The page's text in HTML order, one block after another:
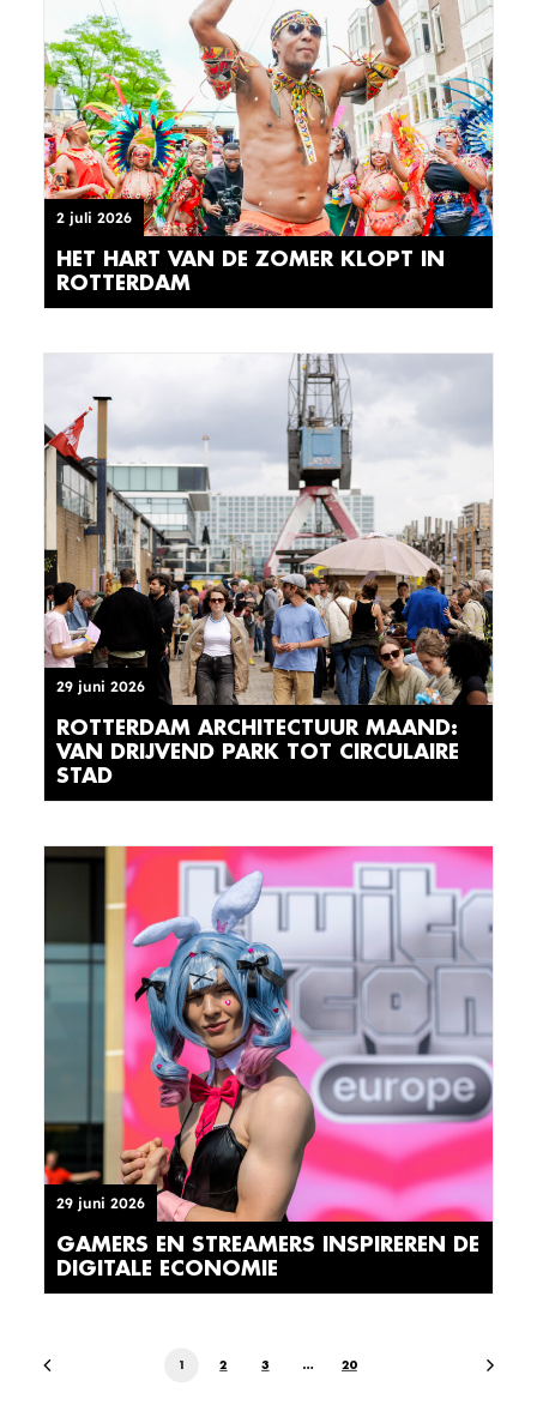
2 juli 2026
HET HART VAN DE ZOMER KLOPT IN
ROTTERDAM
29 juni 2026
ROTTERDAM ARCHITECTUUR MAAND:
VAN DRIJVEND PARK TOT CIRCULAIRE
STAD
29 juni 2026
GAMERS EN STREAMERS INSPIREREN DE
DIGITALE ECONOMIE
1 2 3 … 20